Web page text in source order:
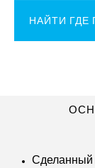
НАЙТИ ГДЕ
Сделанный